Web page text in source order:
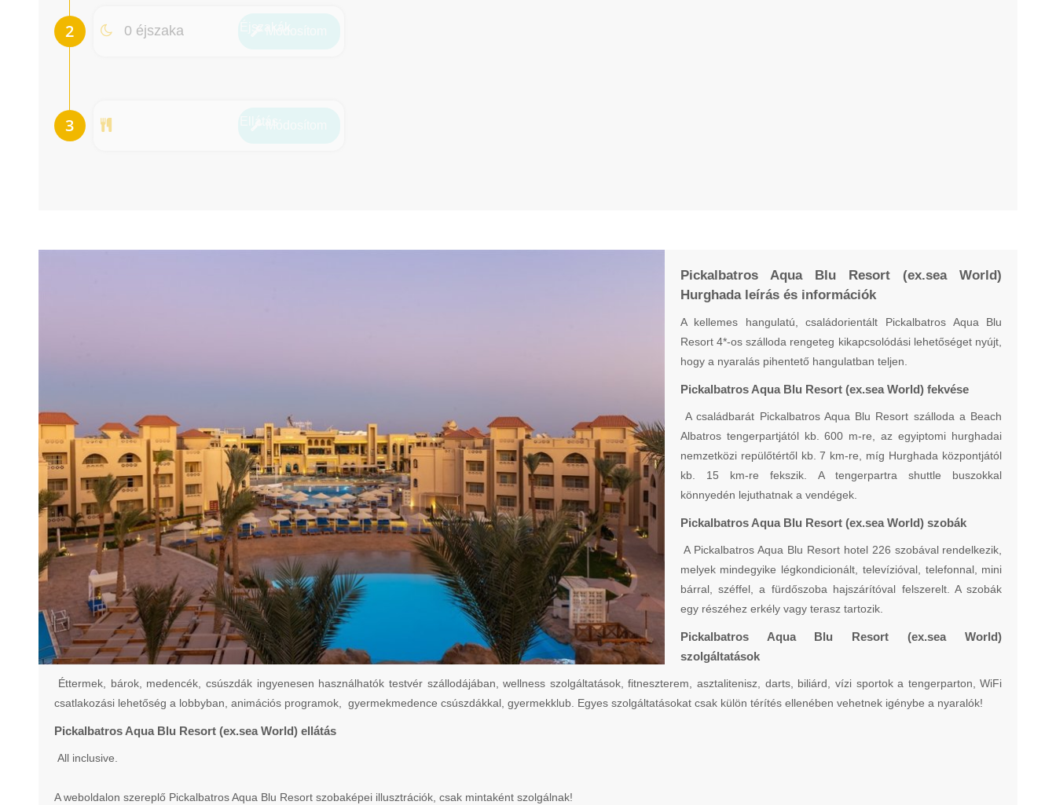
0 éjszaka
Pickalbatros Aqua Blu Resort (ex.sea World)
Hurghada leírás és információk
A kellemes hangulatú, családorientált Pickalbatros Aqua Blu
Resort 4*-os szálloda rengeteg kikapcsolódási lehetőséget nyújt,
hogy a nyaralás pihentető hangulatban teljen.
Pickalbatros Aqua Blu Resort (ex.sea World) fekvése
A családbarát Pickalbatros Aqua Blu Resort szálloda a Beach
Albatros tengerpartjától kb. 600 m-re, az egyiptomi hurghadai
nemzetközi repülőtértől kb. 7 km-re, míg Hurghada központjától
kb. 15 km-re fekszik. A tengerpartra shuttle buszokkal
könnyedén lejuthatnak a vendégek.
Pickalbatros Aqua Blu Resort (ex.sea World) szobák
A Pickalbatros Aqua Blu Resort hotel 226 szobával rendelkezik,
melyek mindegyike légkondicionált, televízióval, telefonnal, mini
bárral, széffel, a fürdőszoba hajszárítóval felszerelt. A szobák
egy részéhez erkély vagy terasz tartozik.
Pickalbatros Aqua Blu Resort (ex.sea World)
szolgáltatások
Éttermek, bárok, medencék, csúszdák ingyenesen használhatók testvér szállodájában, wellness szolgáltatások, fitneszterem, asztalitenisz, darts, biliárd, vízi sportok a tengerparton, WiFi
csatlakozási lehetőség a lobbyban, animációs programok, gyermekmedence csúszdákkal, gyermekklub. Egyes szolgáltatásokat csak külön térítés ellenében vehetnek igénybe a nyaralók!
Pickalbatros Aqua Blu Resort (ex.sea World) ellátás
All inclusive.
A weboldalon szereplő Pickalbatros Aqua Blu Resort szobaképei illusztrációk, csak mintaként szolgálnak!